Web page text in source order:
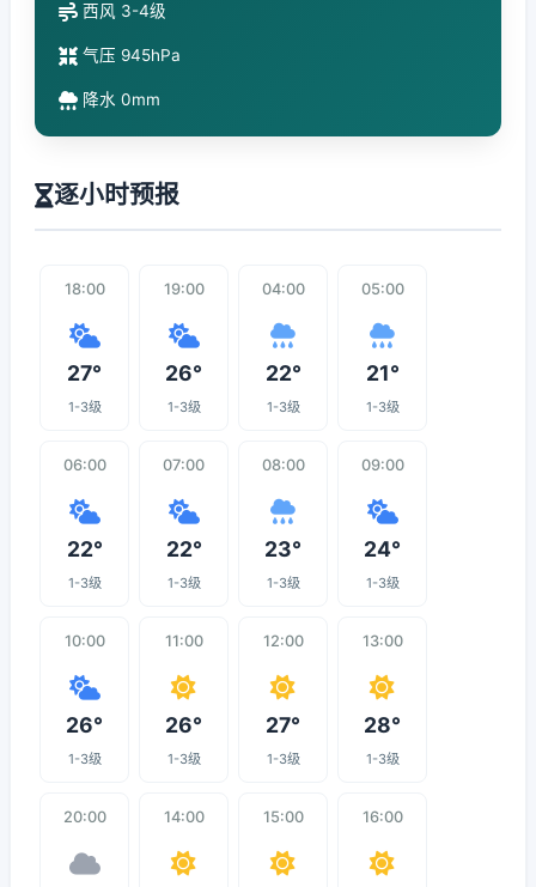
西风 3-4级
气压 945hPa
降水 0mm
逐小时预报
18:00
27°
1-3级
19:00
26°
1-3级
04:00
22°
1-3级
05:00
21°
1-3级
06:00
22°
1-3级
07:00
22°
1-3级
08:00
23°
1-3级
09:00
24°
1-3级
10:00
26°
1-3级
11:00
26°
1-3级
12:00
27°
1-3级
13:00
28°
1-3级
20:00 14:00 15:00 16:00